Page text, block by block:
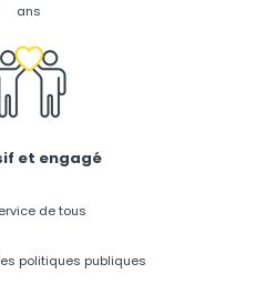
ans
et engagé
de tous
politiques publiques